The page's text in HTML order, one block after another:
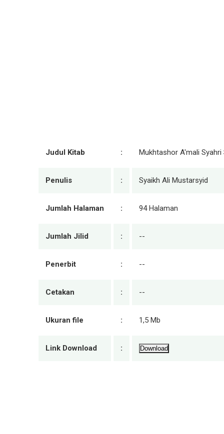
Judul Kitab : Mukhtashor A'mali Syahri
Penulis : Syaikh Ali Mustarsyid
Jumlah Halaman : 94 Halaman
Jumlah Jilid : --
Penerbit : --
Cetakan : --
Ukuran file : 1,5 Mb
Link Download : Download